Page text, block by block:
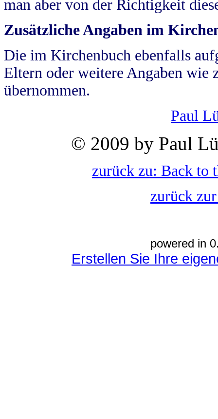
man aber von der Richtigkeit
Zusätzliche Angaben im
Die im Kirchenbuch ebenfalls
Eltern oder weitere Angaben wie
übernommen.
Paul
© 2009 by Paul
zurück zu: Back to
zurück
powered in
Erstellen Sie Ihre